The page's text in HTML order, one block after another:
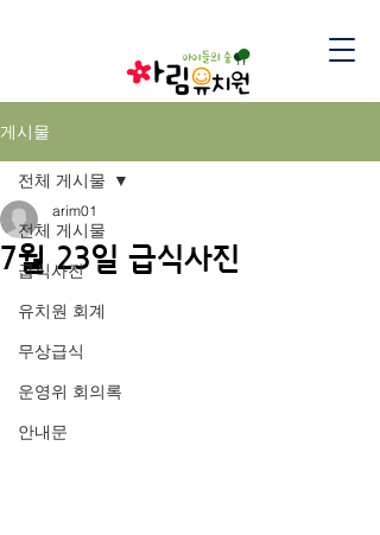
게시물
전체 게시물
급식사진
유치원 회계
무상급식
운영위 회의록
안내문
전체 게시물
7월 23일 급식사진
arim01